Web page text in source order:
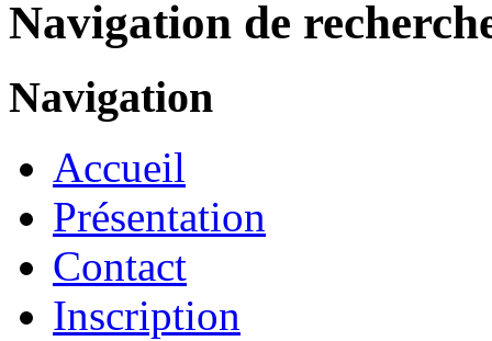
Navigation de
Navigation
Accueil
Présentation
Contact
Inscription